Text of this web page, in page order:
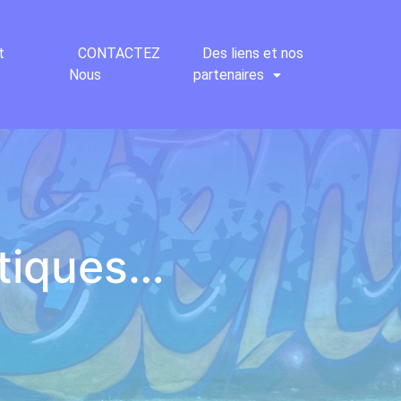
CONTACTEZ
Nous
Des liens et nos
partenaires